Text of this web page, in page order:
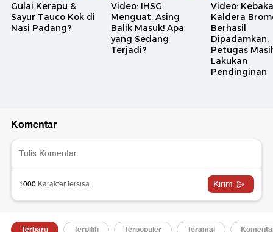
Gulai Kerapu &
Sayur Tauco Kok di
Nasi Padang?
Video: IHSG
Menguat, Asing
Balik Masuk! Apa
yang Sedang
Terjadi?
Video:
Kaldera
Berhasil
Dipadamkan,
Petugas
Lakukan
Pendinginan